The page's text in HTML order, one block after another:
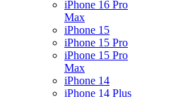
iPhone 16 Pro
Max
iPhone 15
iPhone 15 Pro
iPhone 15 Pro
Max
iPhone 14
iPhone 14 Plus